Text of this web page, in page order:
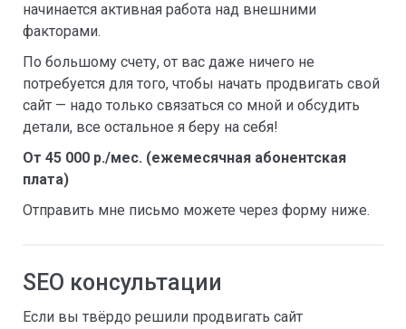
начинается активная работа над внешними
факторами.
По большому счету, от вас даже ничего не
потребуется для того, чтобы начать продвигать свой
сайт — надо только связаться со мной и обсудить
детали, все остальное я беру на себя!
От 45 000 р./мес. (ежемесячная абонентская
плата)
Отправить мне письмо можете через форму ниже.
SEO консультации
Если вы твёрдо решили продвигать сайт